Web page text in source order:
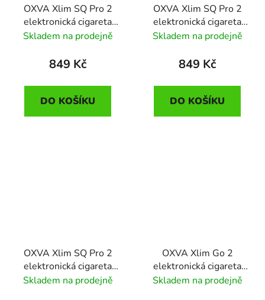
OXVA Xlim SQ Pro 2
elektronická cigareta
1600mAh Frost Marble
Skladem na prodejně
849 Kč
DO KOŠÍKU
OXVA Xlim SQ Pro 2
elektronická cigareta
1600mAh Black Carbon
Skladem na prodejně
849 Kč
DO KOŠÍKU
OXVA Xlim SQ Pro 2
elektronická cigareta
1600mAh Blue Shadow
Skladem na prodejně
OXVA Xlim Go 2
elektronická cigareta
1500mAh Pink Ripple
Skladem na prodejně